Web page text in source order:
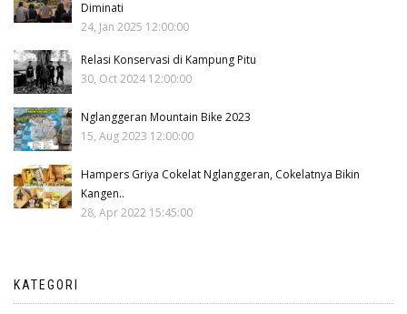
Diminati
24, Jan 2025 12:00:00
Relasi Konservasi di Kampung Pitu
30, Oct 2024 12:00:00
Nglanggeran Mountain Bike 2023
15, Aug 2023 12:00:00
Hampers Griya Cokelat Nglanggeran, Cokelatnya Bikin
Kangen..
28, Apr 2022 15:45:00
KATEGORI